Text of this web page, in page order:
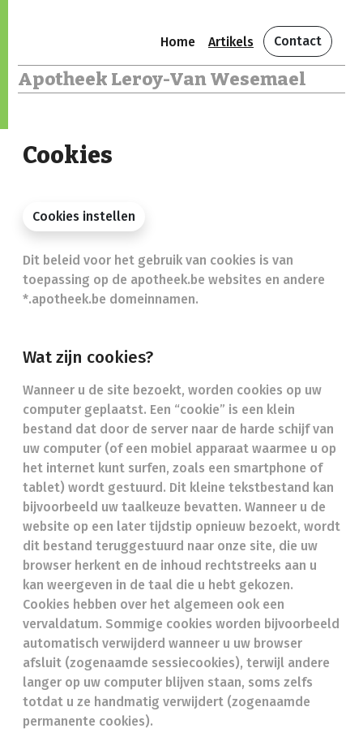
Home Artikels Contact
Apotheek Leroy-Van Wesemael
Cookies
Cookies instellen
Dit beleid voor het gebruik van cookies is van
toepassing op de apotheek.be websites en andere
*.apotheek.be domeinnamen.
Wat zijn cookies?
Wanneer u de site bezoekt, worden cookies op uw
computer geplaatst. Een “cookie” is een klein
bestand dat door de server naar de harde schijf van
uw computer (of een mobiel apparaat waarmee u op
het internet kunt surfen, zoals een smartphone of
tablet) wordt gestuurd. Dit kleine tekstbestand kan
bijvoorbeeld uw taalkeuze bevatten. Wanneer u de
website op een later tijdstip opnieuw bezoekt, wordt
dit bestand teruggestuurd naar onze site, die uw
browser herkent en de inhoud rechtstreeks aan u
kan weergeven in de taal die u hebt gekozen.
Cookies hebben over het algemeen ook een
vervaldatum. Sommige cookies worden bijvoorbeeld
automatisch verwijderd wanneer u uw browser
afsluit (zogenaamde sessiecookies), terwijl andere
langer op uw computer blijven staan, soms zelfs
totdat u ze handmatig verwijdert (zogenaamde
permanente cookies).